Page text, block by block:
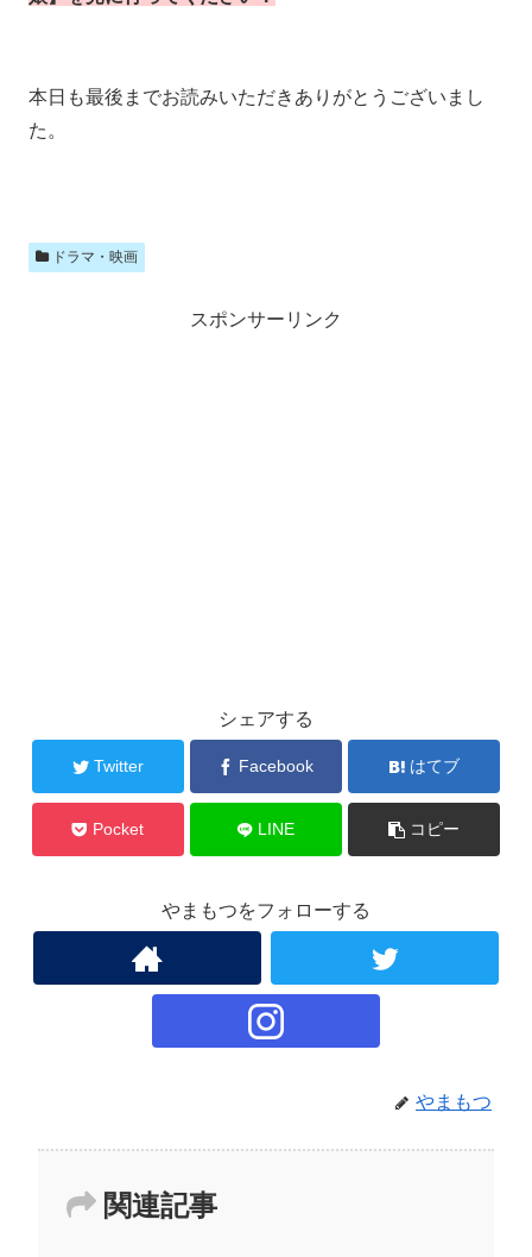
本日も最後までお読みいただきありがとうございまし
た。
ドラマ・映画
スポンサーリンク
シェアする
Twitter Facebook はてブ
Pocket LINE コピー
やまもつをフォローする
やまもつ
関連記事